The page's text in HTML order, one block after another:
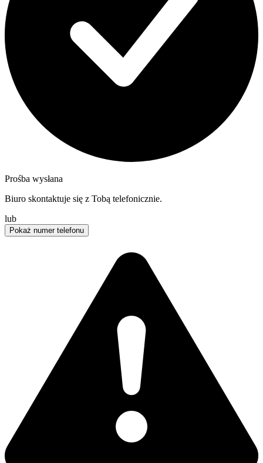
Prośba wysłana
Biuro skontaktuje się z Tobą telefonicznie.
lub
Pokaż numer telefonu